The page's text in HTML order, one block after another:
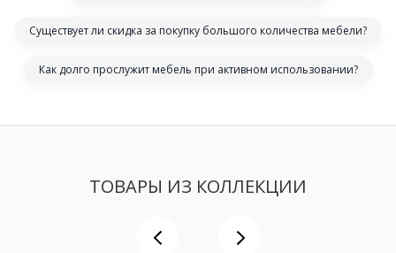
Существует ли скидка за покупку большого количества мебели?
Как долго прослужит мебель при активном использовании?
ТОВАРЫ ИЗ КОЛЛЕКЦИИ